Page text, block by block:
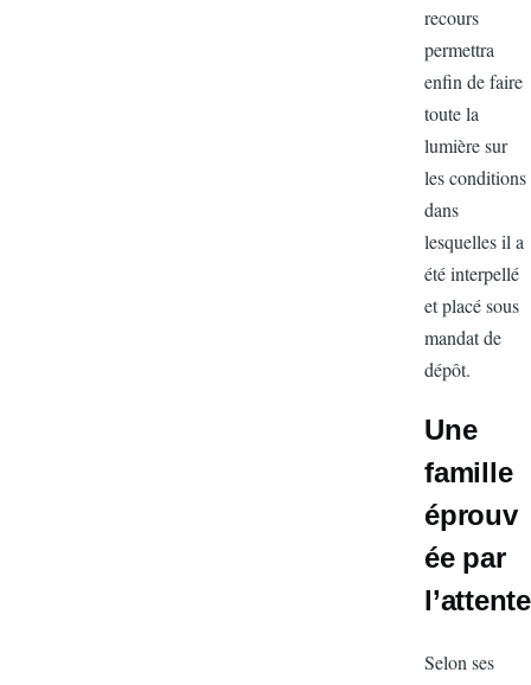
recours
permettra
enfin de
toute la
lumière sur
les
dans
lesquelles
été
et placé
mandat de
dépôt.
Une
ée par
Selon ses